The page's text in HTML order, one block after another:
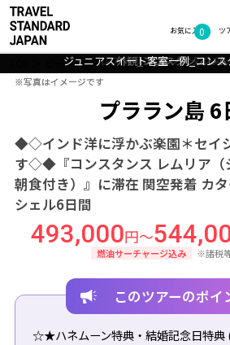
お気に入り
0 ツ
ビーチリゾート セイシェル プララ
プララン島 6
◆◇インド洋に浮かぶ楽園＊セイ
す◇◆『コンスタンス レムリア（
朝食付き）』に滞在 関空発着 カ
シェル6日間
493,000円～
燃油サーチャージ込み ※諸税
プララン島の美しいビ
レストラン_コンスタンス
外観_コンスタンスレム
ジュニアスイート客室一例_コン
※写真はイメージです
※写真はイメージです
このツアーのポイ
☆★ハネムーン特典・結婚記念日特典